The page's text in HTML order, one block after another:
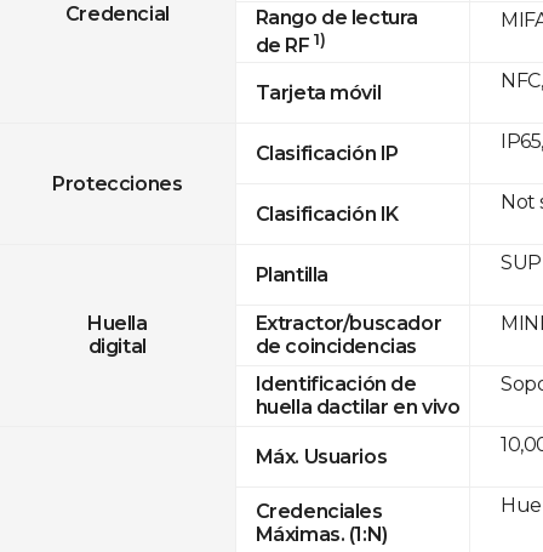
Credencial
Rango de lectura
de RF 1)
Tarjeta móvil
Protecciones
Clasificación IP
Clasificación IK
Huella
digital
Plantilla
Extractor/buscador
de coincidencias
Identificación de
huella dactilar en vivo
Máx. Usuarios
Credenciales
Máximas. (1:N)
Not